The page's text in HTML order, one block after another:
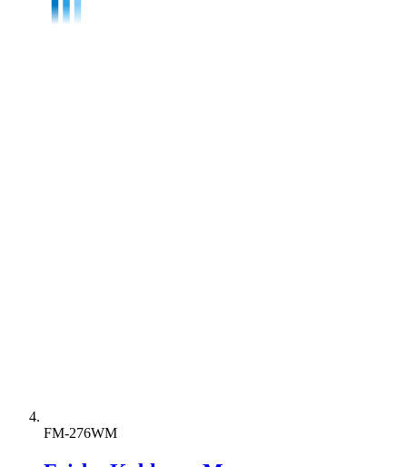
FM-276WM